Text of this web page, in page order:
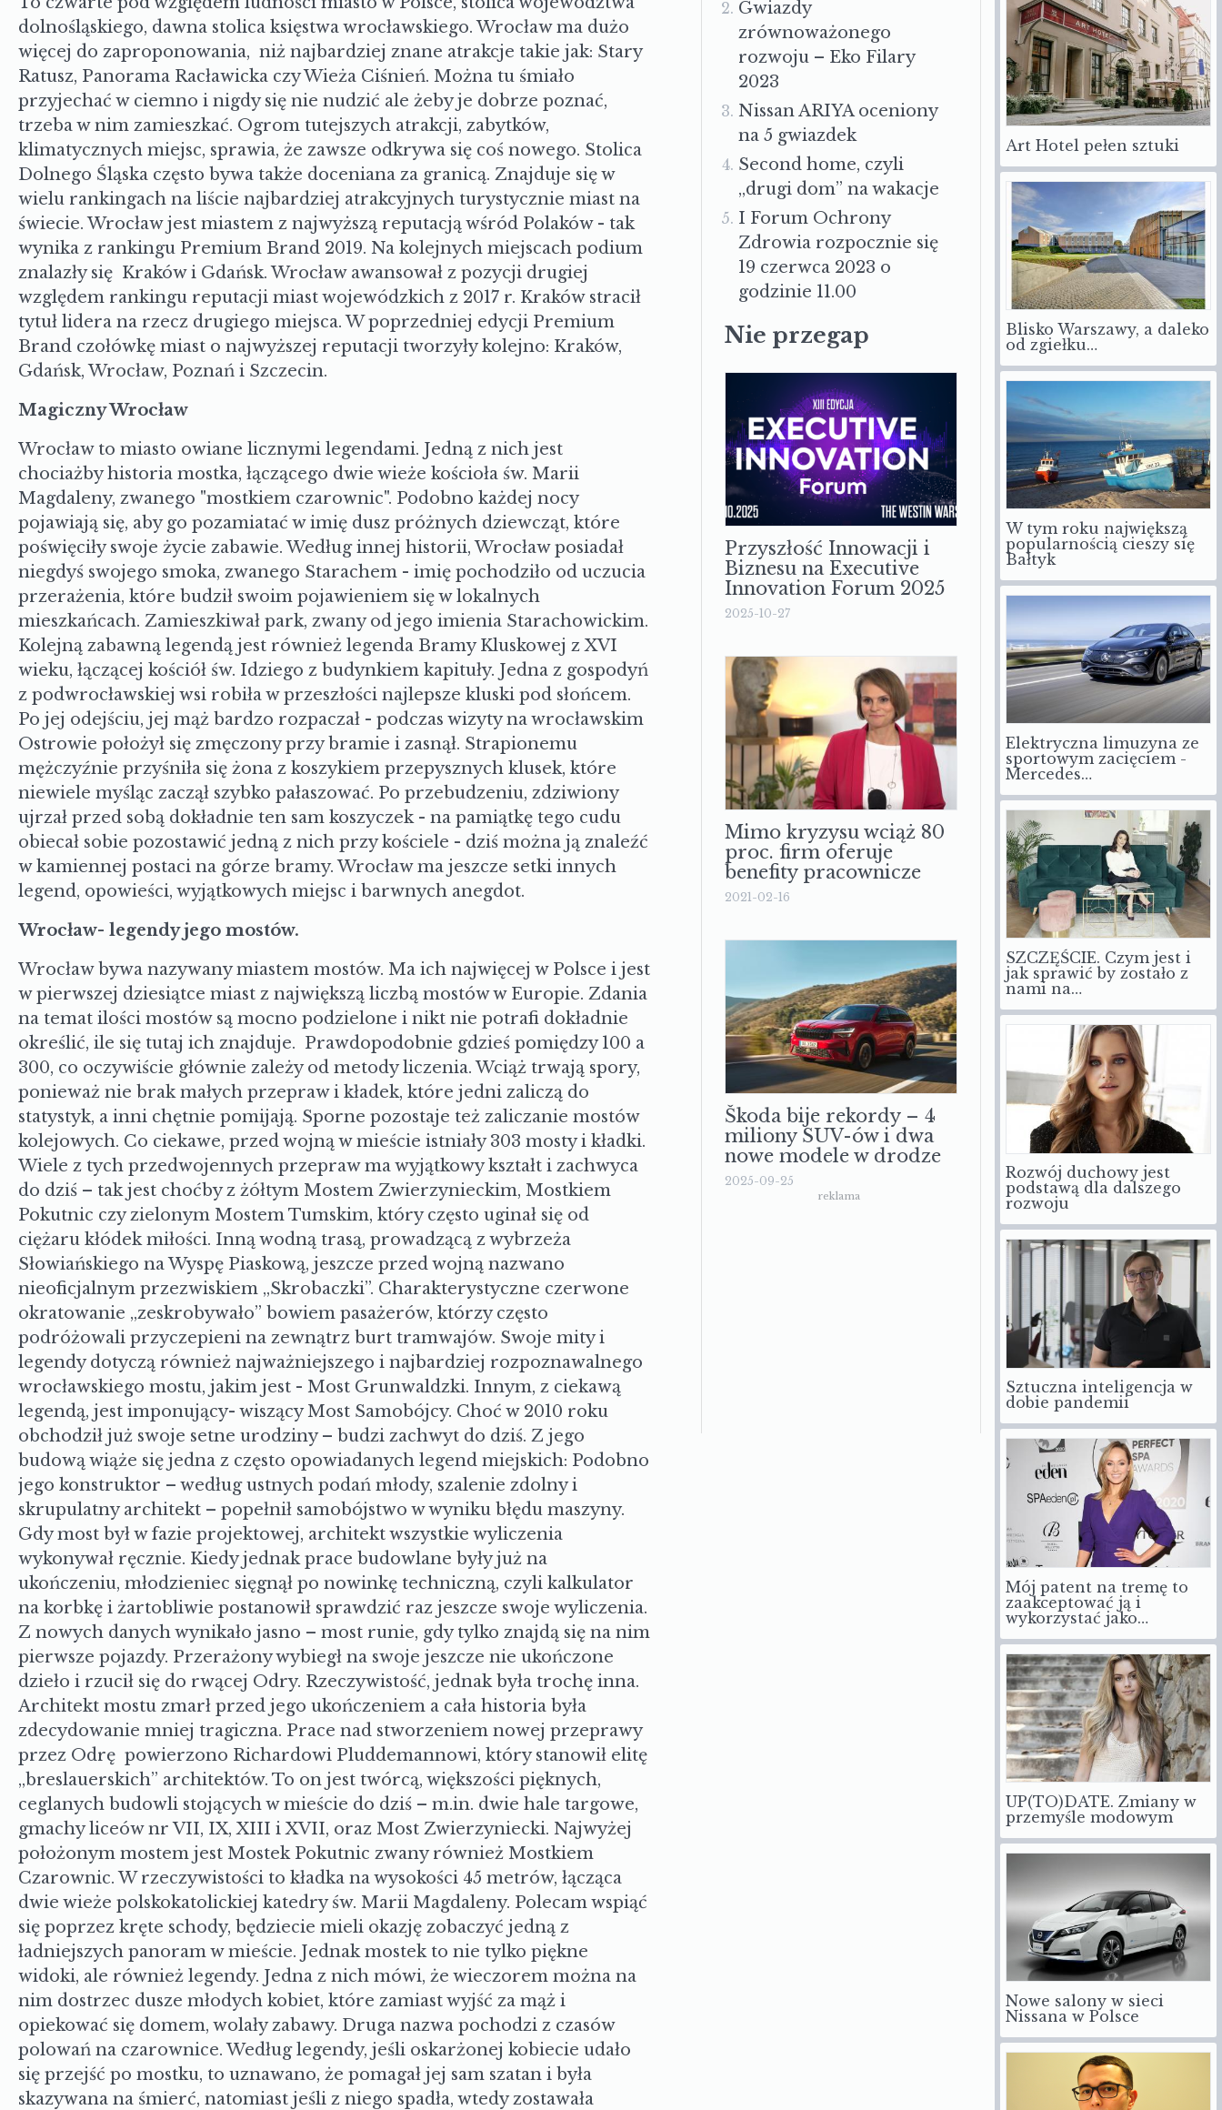
To czwarte pod względem ludności miasto w Polsce, stolica województwa
dolnośląskiego, dawna stolica księstwa wrocławskiego. Wrocław ma dużo
więcej do zaproponowania, niż najbardziej znane atrakcje takie jak: Stary
Ratusz, Panorama Racławicka czy Wieża Ciśnień. Można tu śmiało
przyjechać w ciemno i nigdy się nie nudzić ale żeby je dobrze poznać,
trzeba w nim zamieszkać. Ogrom tutejszych atrakcji, zabytków,
klimatycznych miejsc, sprawia, że zawsze odkrywa się coś nowego. Stolica
Dolnego Śląska często bywa także doceniana za granicą. Znajduje się w
wielu rankingach na liście najbardziej atrakcyjnych turystycznie miast na
świecie. Wrocław jest miastem z najwyższą reputacją wśród Polaków - tak
wynika z rankingu Premium Brand 2019. Na kolejnych miejscach podium
znalazły się Kraków i Gdańsk. Wrocław awansował z pozycji drugiej
względem rankingu reputacji miast wojewódzkich z 2017 r. Kraków stracił
tytuł lidera na rzecz drugiego miejsca. W poprzedniej edycji Premium
Brand czołówkę miast o najwyższej reputacji tworzyły kolejno: Kraków,
Gdańsk, Wrocław, Poznań i Szczecin.
Magiczny Wrocław
Wrocław to miasto owiane licznymi legendami. Jedną z nich jest
chociażby historia mostka, łączącego dwie wieże kościoła św. Marii
Magdaleny, zwanego "mostkiem czarownic". Podobno każdej nocy
pojawiają się, aby go pozamiatać w imię dusz próżnych dziewcząt, które
poświęciły swoje życie zabawie. Według innej historii, Wrocław posiadał
niegdyś swojego smoka, zwanego Starachem - imię pochodziło od uczucia
przerażenia, które budził swoim pojawieniem się w lokalnych
mieszkańcach. Zamieszkiwał park, zwany od jego imienia Starachowickim.
Kolejną zabawną legendą jest również legenda Bramy Kluskowej z XVI
wieku, łączącej kościół św. Idziego z budynkiem kapituły. Jedna z gospodyń
z podwrocławskiej wsi robiła w przeszłości najlepsze kluski pod słońcem.
Po jej odejściu, jej mąż bardzo rozpaczał - podczas wizyty na wrocławskim
Ostrowie położył się zmęczony przy bramie i zasnął. Strapionemu
mężczyźnie przyśniła się żona z koszykiem przepysznych klusek, które
niewiele myśląc zaczął szybko pałaszować. Po przebudzeniu, zdziwiony
ujrzał przed sobą dokładnie ten sam koszyczek - na pamiątkę tego cudu
obiecał sobie pozostawić jedną z nich przy kościele - dziś można ją znaleźć
w kamiennej postaci na górze bramy. Wrocław ma jeszcze setki innych
legend, opowieści, wyjątkowych miejsc i barwnych anegdot.
Wrocław- legendy jego mostów.
Wrocław bywa nazywany miastem mostów. Ma ich najwięcej w Polsce i jest
w pierwszej dziesiątce miast z największą liczbą mostów w Europie. Zdania
na temat ilości mostów są mocno podzielone i nikt nie potrafi dokładnie
określić, ile się tutaj ich znajduje. Prawdopodobnie gdzieś pomiędzy 100 a
300, co oczywiście głównie zależy od metody liczenia. Wciąż trwają spory,
ponieważ nie brak małych przepraw i kładek, które jedni zaliczą do
statystyk, a inni chętnie pomijają. Sporne pozostaje też zaliczanie mostów
kolejowych. Co ciekawe, przed wojną w mieście istniały 303 mosty i kładki.
Wiele z tych przedwojennych przepraw ma wyjątkowy kształt i zachwyca
do dziś – tak jest choćby z żółtym Mostem Zwierzynieckim, Mostkiem
Pokutnic czy zielonym Mostem Tumskim, który często uginał się od
ciężaru kłódek miłości. Inną wodną trasą, prowadzącą z wybrzeża
Słowiańskiego na Wyspę Piaskową, jeszcze przed wojną nazwano
nieoficjalnym przezwiskiem „Skrobaczki”. Charakterystyczne czerwone
okratowanie „zeskrobywało” bowiem pasażerów, którzy często
podróżowali przyczepieni na zewnątrz burt tramwajów. Swoje mity i
legendy dotyczą również najważniejszego i najbardziej rozpoznawalnego
wrocławskiego mostu, jakim jest - Most Grunwaldzki. Innym, z ciekawą
legendą, jest imponujący- wiszący Most Samobójcy. Choć w 2010 roku
obchodził już swoje setne urodziny – budzi zachwyt do dziś. Z jego
budową wiąże się jedna z często opowiadanych legend miejskich: Podobno
jego konstruktor – według ustnych podań młody, szalenie zdolny i
skrupulatny architekt – popełnił samobójstwo w wyniku błędu maszyny.
Gdy most był w fazie projektowej, architekt wszystkie wyliczenia
wykonywał ręcznie. Kiedy jednak prace budowlane były już na
ukończeniu, młodzieniec sięgnął po nowinkę techniczną, czyli kalkulator
na korbkę i żartobliwie postanowił sprawdzić raz jeszcze swoje wyliczenia.
Z nowych danych wynikało jasno – most runie, gdy tylko znajdą się na nim
pierwsze pojazdy. Przerażony wybiegł na swoje jeszcze nie ukończone
dzieło i rzucił się do rwącej Odry. Rzeczywistość, jednak była trochę inna.
Architekt mostu zmarł przed jego ukończeniem a cała historia była
zdecydowanie mniej tragiczna. Prace nad stworzeniem nowej przeprawy
przez Odrę powierzono Richardowi Pluddemannowi, który stanowił elitę
„breslauerskich” architektów. To on jest twórcą, większości pięknych,
ceglanych budowli stojących w mieście do dziś – m.in. dwie hale targowe,
gmachy liceów nr VII, IX, XIII i XVII, oraz Most Zwierzyniecki. Najwyżej
położonym mostem jest Mostek Pokutnic zwany również Mostkiem
Czarownic. W rzeczywistości to kładka na wysokości 45 metrów, łącząca
dwie wieże polskokatolickiej katedry św. Marii Magdaleny. Polecam wspiąć
się poprzez kręte schody, będziecie mieli okazję zobaczyć jedną z
ładniejszych panoram w mieście. Jednak mostek to nie tylko piękne
widoki, ale również legendy. Jedna z nich mówi, że wieczorem można na
nim dostrzec dusze młodych kobiet, które zamiast wyjść za mąż i
opiekować się domem, wolały zabawy. Druga nazwa pochodzi z czasów
polowań na czarownice. Według legendy, jeśli oskarżonej kobiecie udało
się przejść po mostku, to uznawano, że pomagał jej sam szatan i była
Gwiazdy
zrównoważonego
rozwoju – Eko Filary
2023
Nissan ARIYA oceniony
na 5 gwiazdek
Second home, czyli
„drugi dom” na wakacje
I Forum Ochrony
Zdrowia rozpocznie się
19 czerwca 2023 o
godzinie 11.00
Nie przegap
Przyszłość Innowacji i
Biznesu na Executive
Innovation Forum 2025
2025-10-27
Mimo kryzysu wciąż 80
proc. firm oferuje
benefity pracownicze
2021-02-16
Škoda bije rekordy – 4
miliony SUV-ów i dwa
nowe modele w drodze
2025-09-25
Art Hotel pełen sztuki
Blisko Warszawy, a daleko
od zgiełku…
W tym roku największą
popularnością cieszy się
Bałtyk
Elektryczna limuzyna ze
sportowym zacięciem -
Mercedes…
SZCZĘŚCIE. Czym jest i
jak sprawić by zostało z
nami na…
Rozwój duchowy jest
podstawą dla dalszego
rozwoju
Sztuczna inteligencja w
dobie pandemii
Mój patent na tremę to
zaakceptować ją i
wykorzystać jako…
UP(TO)DATE. Zmiany w
przemyśle modowym
Nowe salony w sieci
Nissana w Polsce